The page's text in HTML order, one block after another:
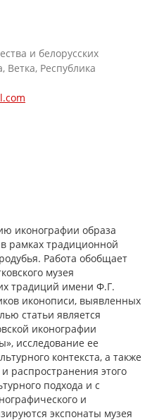
и белорусских
Республика
иконографии образа
рамках традиционной
Работа обобщает
музея
традиций имени Ф.Г.
иконописи, выявленных
статьи является
иконографии
исследование ее
контекста, а также
распространения этого
подхода и с
и
экспонаты музея